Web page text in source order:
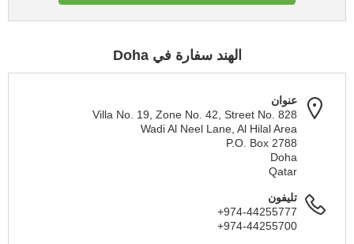
الهند سفارة في Doha
عنوان
Villa No. 19, Zone No. 42, Street No. 828
Wadi Al Neel Lane, Al Hilal Area
P.O. Box 2788
Doha
Qatar
تليفون
+974-44255777
+974-44255700